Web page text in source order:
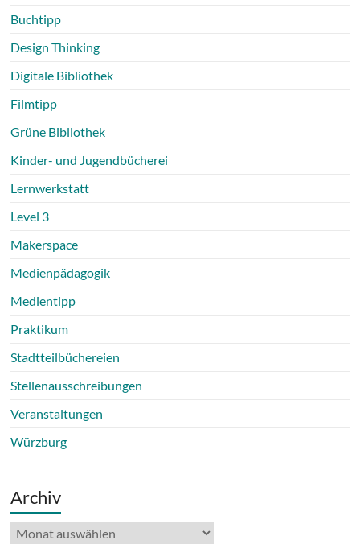
Buchtipp
Design Thinking
Digitale Bibliothek
Filmtipp
Grüne Bibliothek
Kinder- und Jugendbücherei
Lernwerkstatt
Level 3
Makerspace
Medienpädagogik
Medientipp
Praktikum
Stadtteilbüchereien
Stellenausschreibungen
Veranstaltungen
Würzburg
Archiv
Archiv